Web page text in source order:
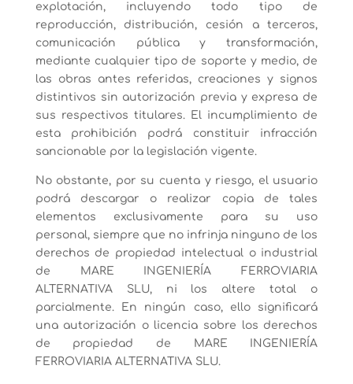
explotación, incluyendo todo tipo de
reproducción, distribución, cesión a terceros,
comunicación pública y transformación,
mediante cualquier tipo de soporte y medio, de
las obras antes referidas, creaciones y signos
distintivos sin autorización previa y expresa de
sus respectivos titulares. El incumplimiento de
esta prohibición podrá constituir infracción
sancionable por la legislación vigente.
No obstante, por su cuenta y riesgo, el usuario
podrá descargar o realizar copia de tales
elementos exclusivamente para su uso
personal, siempre que no infrinja ninguno de los
derechos de propiedad intelectual o industrial
de MARE INGENIERÍA FERROVIARIA
ALTERNATIVA SLU, ni los altere total o
parcialmente. En ningún caso, ello significará
una autorización o licencia sobre los derechos
de propiedad de MARE INGENIERÍA
FERROVIARIA ALTERNATIVA SLU.